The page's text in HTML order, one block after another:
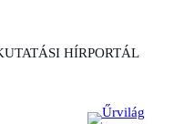
HÍRPORTÁL